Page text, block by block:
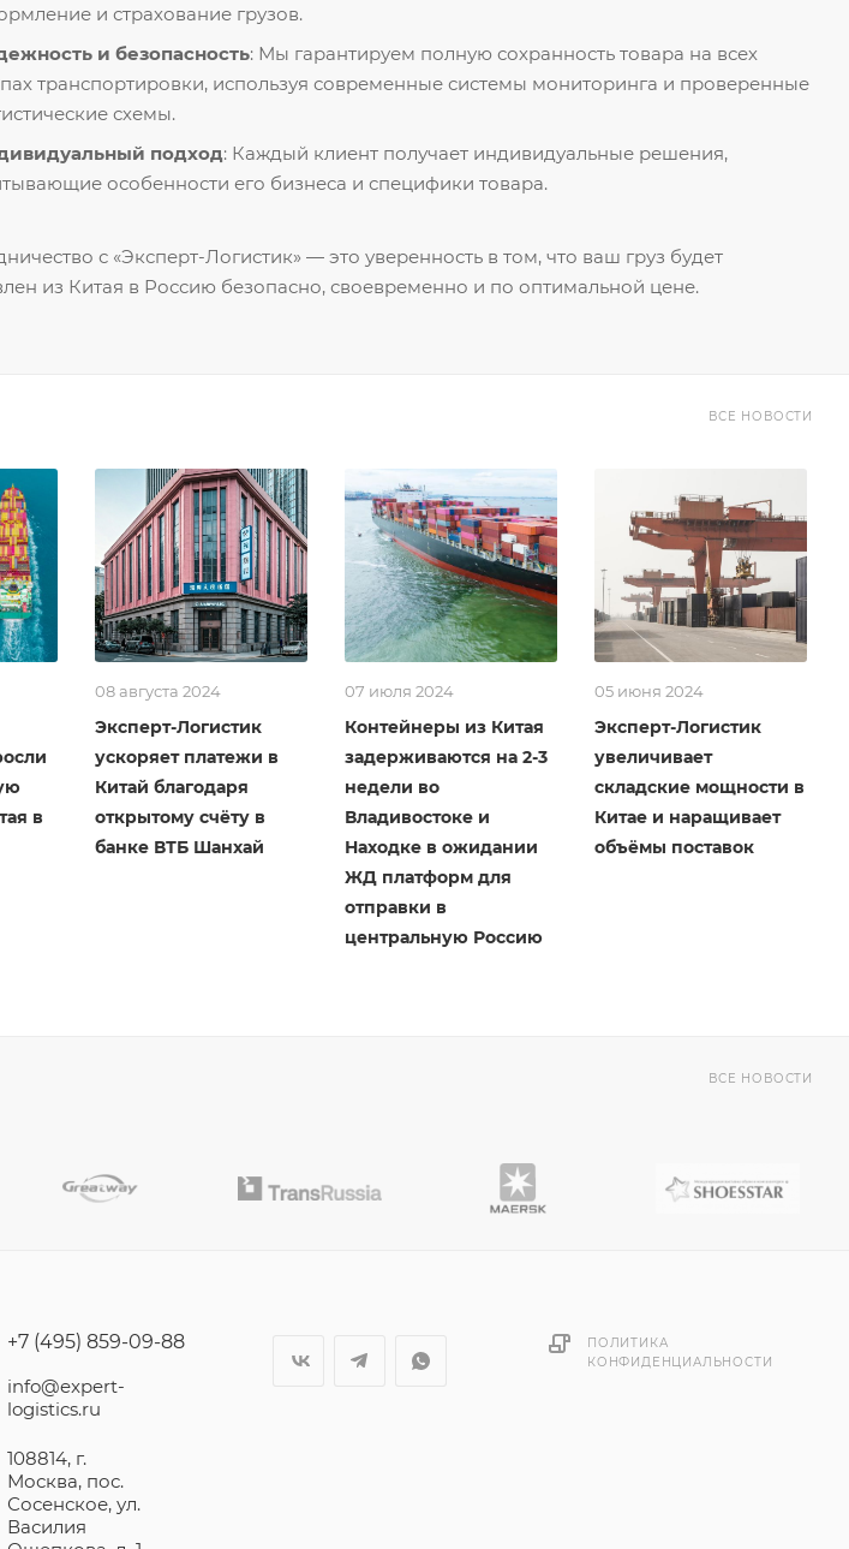
и страхование грузов.
и безопасность: Мы гарантируем полную сохранность товара на всех
транспортировки, используя современные системы мониторинга и проверенные
схемы.
подход: Каждый клиент получает индивидуальные решения,
особенности его бизнеса и специфики товара.
с «Эксперт-Логистик» — это уверенность в том, что ваш груз будет
из Китая в Россию безопасно, своевременно и по оптимальной цене.
ВСЕ НОВОСТИ
в
08 августа 2024
Эксперт-Логистик
ускоряет платежи в
Китай благодаря
открытому счёту в
банке ВТБ Шанхай
07 июля 2024
Контейнеры из Китая
задерживаются на 2-3
недели во
Владивостоке и
Находке в ожидании
ЖД платформ для
отправки в
центральную Россию
05 июня 2024
Эксперт-Логистик
увеличивает
складские мощности в
Китае и наращивает
объёмы поставок
ВСЕ НОВОСТИ
+7 (495) 859-09-88
info@expert-
logistics.ru
108814, г.
Москва, пос.
Сосенское, ул.
Василия
ПОЛИТИКА
КОНФИДЕНЦИАЛЬНОСТИ